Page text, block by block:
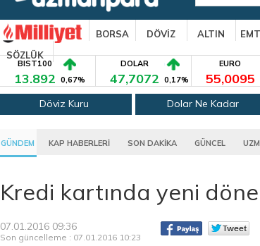
BORSA DÖVİZ ALTIN
SÖZLÜK
BIST100
13.892 0,67%
DOLAR
47,7072 0,17%
EURO
55,0095
Döviz Kuru Dolar Ne Kadar
GÜNDEM KAP HABERLERİ SON DAKİKA GÜNCEL
Kredi kartında yeni
07.01.2016 09:36
Son güncelleme : 07.01.2016 10:23